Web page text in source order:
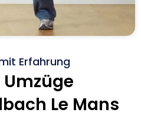
Erfahrung
Le Mans